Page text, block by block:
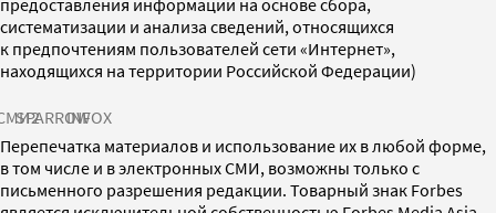
систематизации и анализа сведений, относящихся
к предпочтениям пользователей сети «Интернет»,
находящихся на территории Российской Федерации)
SPARROWINFOX
Перепечатка материалов и использование их в любой форме,
в том числе и в электронных СМИ, возможны только с
письменного разрешения редакции. Товарный знак Forbes